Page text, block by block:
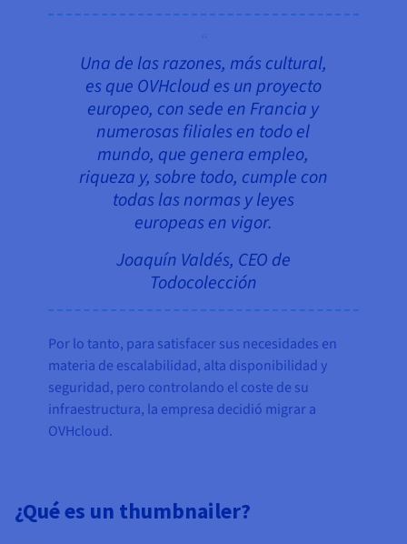
Una de las razones, más cultural,
es que OVHcloud es un proyecto
europeo, con sede en Francia y
numerosas filiales en todo el
mundo, que genera empleo,
riqueza y, sobre todo, cumple con
todas las normas y leyes
europeas en vigor.
Joaquín Valdés, CEO de
Todocolección
Por lo tanto, para satisfacer sus necesidades en
materia de escalabilidad, alta disponibilidad y
seguridad, pero controlando el coste de su
infraestructura, la empresa decidió migrar a
OVHcloud.
¿Qué es un thumbnailer?